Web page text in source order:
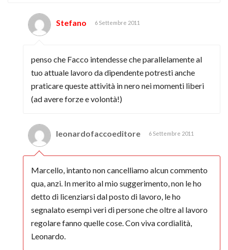
Stefano 6 Settembre 2011
penso che Facco intendesse che parallelamente al
tuo attuale lavoro da dipendente potresti anche
praticare queste attività in nero nei momenti liberi
(ad avere forze e volontà!)
leonardofaccoeditore 6 Settembre 2011
Marcello, intanto non cancelliamo alcun commento
qua, anzi. In merito al mio suggerimento, non le ho
detto di licenziarsi dal posto di lavoro, le ho
segnalato esempi veri di persone che oltre al lavoro
regolare fanno quelle cose. Con viva cordialità,
Leonardo.